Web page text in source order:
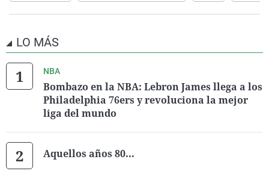
LO MÁS
NBA
Bombazo en la NBA: Lebron James llega a los
Philadelphia 76ers y revoluciona la mejor
liga del mundo
Aquellos años 80...